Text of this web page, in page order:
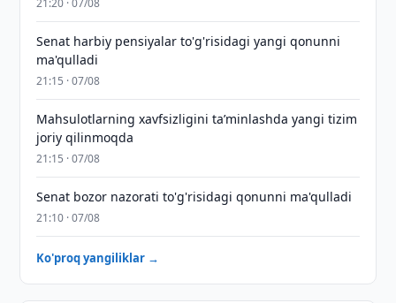
21:20 · 07/08
Senat harbiy pensiyalar to'g'risidagi yangi qonunni
ma'qulladi
21:15 · 07/08
Mahsulotlarning xavfsizligini taʼminlashda yangi tizim
joriy qilinmoqda
21:15 · 07/08
Senat bozor nazorati to'g'risidagi qonunni ma'qulladi
21:10 · 07/08
Ko'proq yangiliklar →